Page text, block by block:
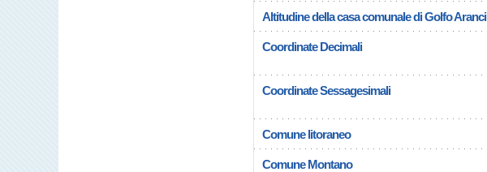
Altitudine della casa comunale di Golfo Aranci
Coordinate Decimali
Coordinate Sessagesimali
Comune litoraneo
Comune Montano